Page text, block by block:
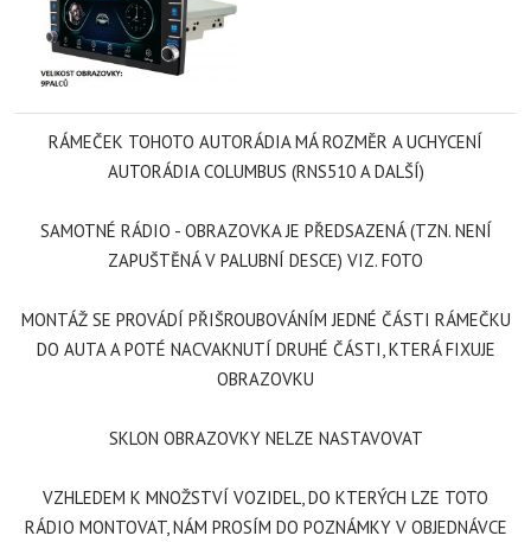
RÁMEČEK TOHOTO AUTORÁDIA MÁ ROZMĚR A UCHYCENÍ
AUTORÁDIA COLUMBUS (RNS510 A DALŠÍ)
SAMOTNÉ RÁDIO - OBRAZOVKA JE PŘEDSAZENÁ (TZN. NENÍ
ZAPUŠTĚNÁ V PALUBNÍ DESCE) VIZ. FOTO
MONTÁŽ SE PROVÁDÍ PŘIŠROUBOVÁNÍM JEDNÉ ČÁSTI RÁMEČKU
DO AUTA A POTÉ NACVAKNUTÍ DRUHÉ ČÁSTI, KTERÁ FIXUJE
OBRAZOVKU
SKLON OBRAZOVKY NELZE NASTAVOVAT
VZHLEDEM K MNOŽSTVÍ VOZIDEL, DO KTERÝCH LZE TOTO
RÁDIO MONTOVAT, NÁM PROSÍM DO POZNÁMKY V OBJEDNÁVCE